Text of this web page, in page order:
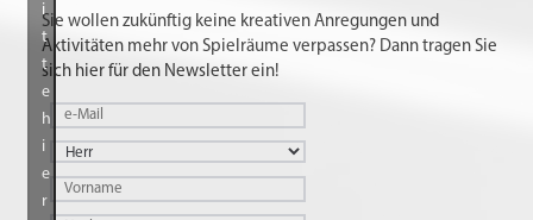
Sie wollen zukünftig keine kreativen Anregungen und
Aktivitäten mehr von Spielräume verpassen? Dann tragen Sie
sich hier für den Newsletter ein!
i
t
t
e
h
i
e
r